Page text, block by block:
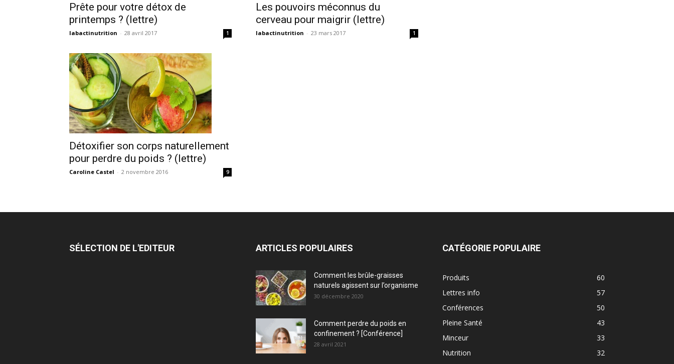
Prête pour votre détox de
printemps ? (lettre)
labactinutrition - 28 avril 2017 1
Les pouvoirs méconnus du
cerveau pour maigrir (lettre)
labactinutrition - 23 mars 2017 1
Détoxifier son corps naturellement
pour perdre du poids ? (lettre)
Caroline Castel - 2 novembre 2016 9
SÉLECTION DE L'EDITEUR ARTICLES POPULAIRES
Comment les brûle-graisses
naturels agissent sur l’organisme
30 décembre 2020
Comment perdre du poids en
confinement ? [Conférence]
28 avril 2021
CATÉGORIE POPULAIRE
Produits
60
Lettres info
57
Conférences
50
Pleine Santé
43
Minceur
33
Nutrition
32